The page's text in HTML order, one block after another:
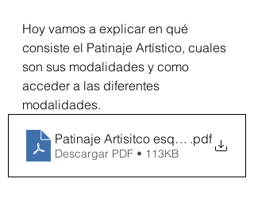
Hoy vamos a explicar en qué
consiste el Patinaje Artístico, cuales
son sus modalidades y como
acceder a las diferentes
modalidades.
Patinaje Artisitco esquema
.pdf
Descargar PDF • 113KB